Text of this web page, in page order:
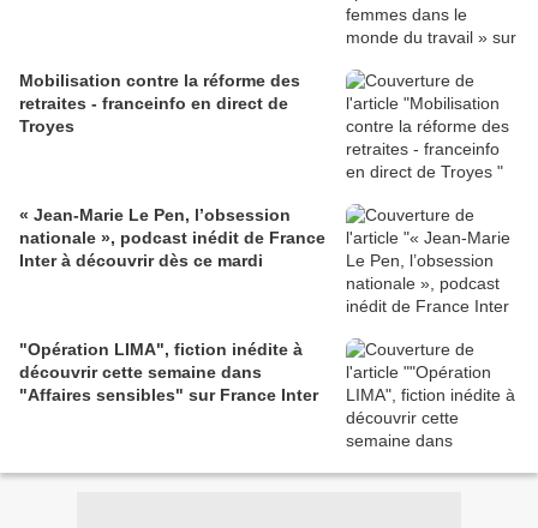
Mobilisation contre la réforme des
retraites - franceinfo en direct de
Troyes
« Jean-Marie Le Pen, l’obsession
nationale », podcast inédit de France
Inter à découvrir dès ce mardi
"Opération LIMA", fiction inédite à
découvrir cette semaine dans
"Affaires sensibles" sur France Inter